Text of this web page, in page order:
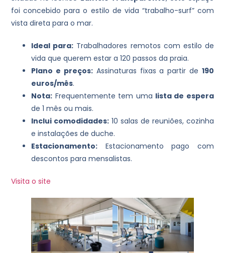
foi concebido para o estilo de vida “trabalho-surf” com
vista direta para o mar.
Ideal para: Trabalhadores remotos com estilo de
vida que querem estar a 120 passos da praia.
Plano e preços:Assinaturas fixas a partir de 190
euros/mês.
Nota: Frequentemente tem uma lista de espera
de 1 mês ou mais.
Inclui comodidades: 10 salas de reuniões, cozinha
e instalações de duche.
Estacionamento: Estacionamento pago com
descontos para mensalistas.
Visita o site